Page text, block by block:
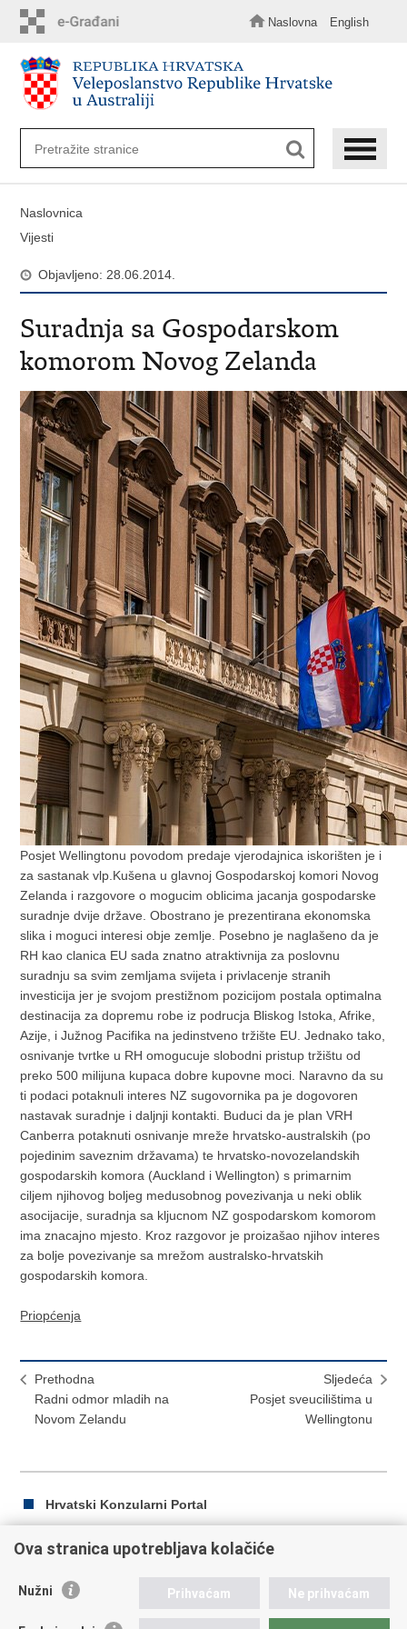
sadržaj
Naslovna English
Naslovnica
Vijesti
Objavljeno: 28.06.2014.
Suradnja sa Gospodarskom
komorom Novog Zelanda
Posjet Wellingtonu povodom predaje vjerodajnica iskorišten je i
za sastanak vlp.Kušena u glavnoj Gospodarskoj komori Novog
Zelanda i razgovore o mogucim oblicima jacanja gospodarske
suradnje dvije države. Obostrano je prezentirana ekonomska
slika i moguci interesi obje zemlje. Posebno je naglašeno da je
RH kao clanica EU sada znatno atraktivnija za poslovnu
suradnju sa svim zemljama svijeta i privlacenje stranih
investicija jer je svojom prestižnom pozicijom postala optimalna
destinacija za dopremu robe iz podrucja Bliskog Istoka, Afrike,
Azije, i Južnog Pacifika na jedinstveno tržište EU. Jednako tako,
osnivanje tvrtke u RH omogucuje slobodni pristup tržištu od
preko 500 milijuna kupaca dobre kupovne moci. Naravno da su
ti podaci potaknuli interes NZ sugovornika pa je dogovoren
nastavak suradnje i daljnji kontakti. Buduci da je plan VRH
Canberra potaknuti osnivanje mreže hrvatsko-australskih (po
pojedinim saveznim državama) te hrvatsko-novozelandskih
gospodarskih komora (Auckland i Wellington) s primarnim
ciljem njihovog boljeg medusobnog povezivanja u neki oblik
asocijacije, suradnja sa kljucnom NZ gospodarskom komorom
ima znacajno mjesto. Kroz razgovor je proizašao njihov interes
za bolje povezivanje sa mrežom australsko-hrvatskih
gospodarskih komora.
Priopćenja
Prethodna
Radni odmor mladih na
Novom Zelandu
Sljedeća
Posjet sveucilištima u
Wellingtonu
Hrvatski Konzularni Portal
Ispiši
Podijeli
Ova stranica upotrebljava kolačiće
Nužni Prihvaćam Ne prihvaćam